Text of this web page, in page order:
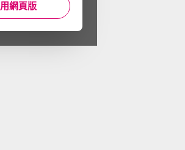
網頁版